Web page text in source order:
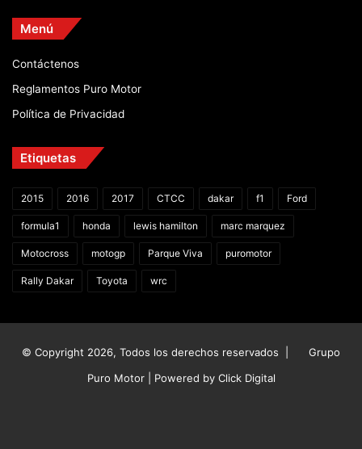
Menú
Contáctenos
Reglamentos Puro Motor
Política de Privacidad
Etiquetas
2015 2016 2017 CTCC dakar f1 Ford
formula1 honda lewis hamilton marc marquez
Motocross motogp Parque Viva puromotor
Rally Dakar Toyota wrc
© Copyright 2026, Todos los derechos reservados |
Grupo
Puro Motor | Powered by Click Digital